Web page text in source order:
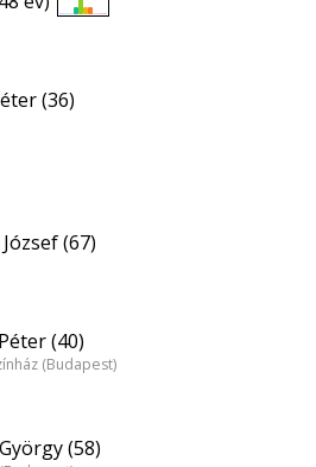
(36)
(67)
(40)
(Budapest)
(58)